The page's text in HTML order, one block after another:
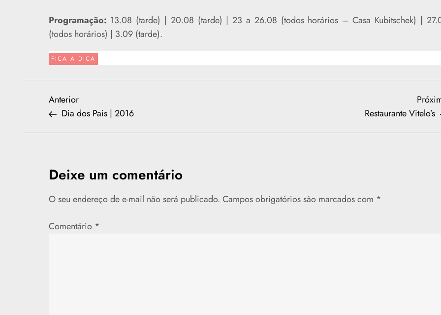
Programação: 13.08 (tarde) | 20.08 (tarde) | 23 a 26.08 (todos horários – Casa Kubitschek) |
(todos horários) | 3.09 (tarde).
FICA A DICA
N
a
e
g
a
Previous
Post
Anterior
Dia dos Pais | 2016
Restaurante Vitelo’s
Deixe um comentário
O seu endereço de e-mail não será publicado. Campos obrigatórios são marcados com *
Comentário *